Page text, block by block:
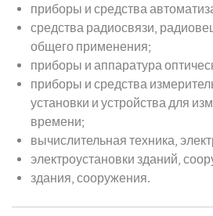
приборы и средства
средства радиосвязи,
общего применения;
приборы и аппаратура
приборы и средства
установки и устройства для
времени;
вычислительная техника,
электроустановки зданий,
здания, сооружения.